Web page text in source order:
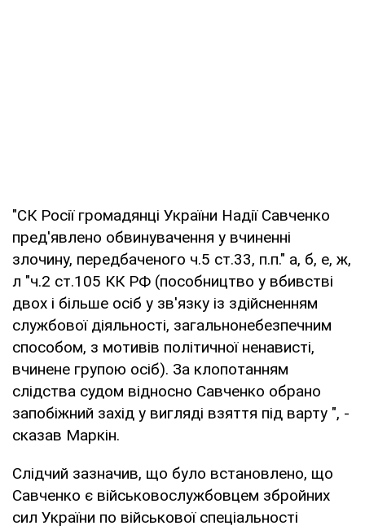
"СК Росії громадянці України Надії Савченко
пред'явлено обвинувачення у вчиненні
злочину, передбаченого ч.5 ст.33, п.п." а, б, е, ж,
л "ч.2 ст.105 КК РФ (пособництво у вбивстві
двох і більше осіб у зв'язку із здійсненням
службової діяльності, загальнонебезпечним
способом, з мотивів політичної ненависті,
вчинене групою осіб). За клопотанням
слідства судом відносно Савченко обрано
запобіжний захід у вигляді взяття під варту ", -
сказав Маркін.
Слідчий зазначив, що було встановлено, що
Савченко є військовослужбовцем збройних
сил України по військової спеціальності